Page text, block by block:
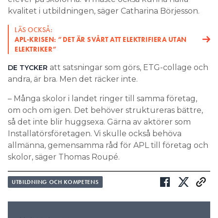
kvalitet i utbildningen, säger Catharina Börjesson.
LÄS OCKSÅ:
APL-KRISEN: ”DET ÄR SVÅRT ATT ELEKTRIFIERA UTAN
ELEKTRIKER”
DE TYCKER att satsningar som görs, ETG-collage och
andra, är bra. Men det räcker inte.
– Många skolor i landet ringer till samma företag,
om och om igen. Det behöver struktureras bättre,
så det inte blir huggsexa. Gärna av aktörer som
Installatörsföretagen. Vi skulle också behöva
allmänna, gemensamma råd för APL till företag och
skolor, säger Thomas Roupé.
UTBILDNING OCH KOMPETENS